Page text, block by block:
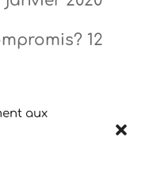
aux
12
juillet 2018